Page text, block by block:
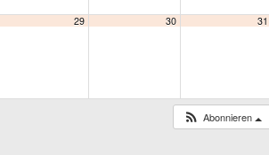
29 30 31
Abonnieren